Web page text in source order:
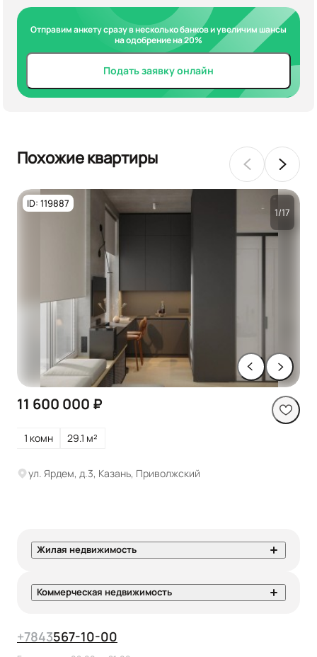
Отправим анкету сразу в несколько банков и увеличим шансы
на одобрение на 20%
Подать заявку онлайн
Похожие квартиры
ID: 119887
1/17
11 600 000 ₽
1 комн 29.1 м²
ул. Ярдем, д.3, Казань, Приволжский
Жилая недвижимость
Коммерческая недвижимость
+7843567-10-00